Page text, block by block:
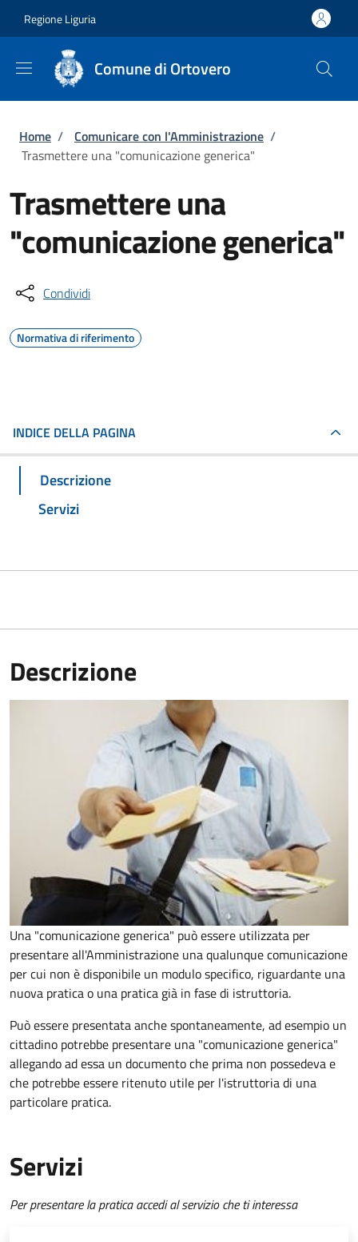
Regione Liguria
Comune di Ortovero
Briciole di pane
Home / Comunicare con l'Amministrazione /
Trasmettere una "comunicazione generica"
Trasmettere una
"comunicazione generica"
Condividi
Normativa di riferimento
INDICE DELLA PAGINA
Descrizione
Servizi
Descrizione
Una "comunicazione generica" può essere utilizzata per
presentare all'Amministrazione una qualunque comunicazione
per cui non è disponibile un modulo specifico, riguardante una
nuova pratica o una pratica già in fase di istruttoria.
Può essere presentata anche spontaneamente, ad esempio un
cittadino potrebbe presentare una "comunicazione generica"
allegando ad essa un documento che prima non possedeva e
che potrebbe essere ritenuto utile per l'istruttoria di una
particolare pratica.
Servizi
Per presentare la pratica accedi al servizio che ti interessa